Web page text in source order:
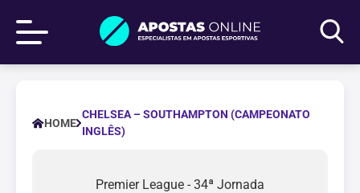
HOME
CHELSEA – SOUTHAMPTON (CAMPEONATO
INGLÊS)
Premier League - 34ª Jornada